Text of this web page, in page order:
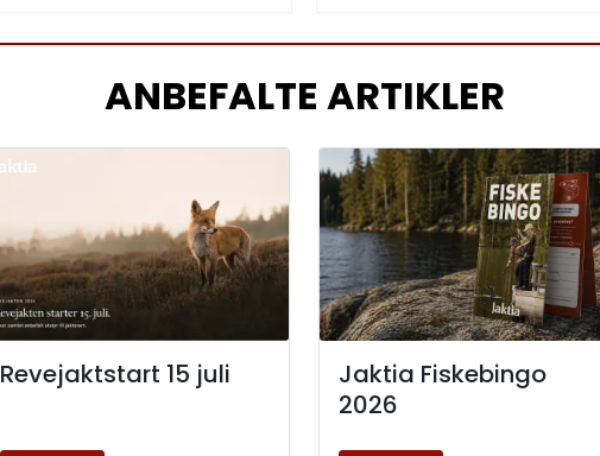
ANBEFALTE ARTIKLER
Revejaktstart 15 juli
Jaktia Fiskebingo
2026